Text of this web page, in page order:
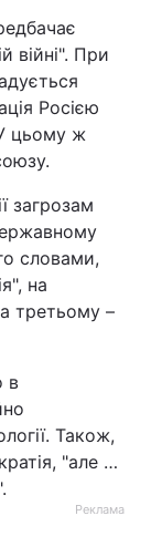
війні". При
Росією
цьому ж
загрозам
словами,
на
третьому –
в
Також,
"але …
Реклама